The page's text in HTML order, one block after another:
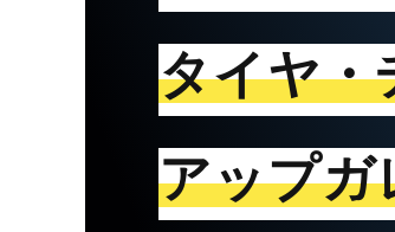
タイヤ・
アップガ